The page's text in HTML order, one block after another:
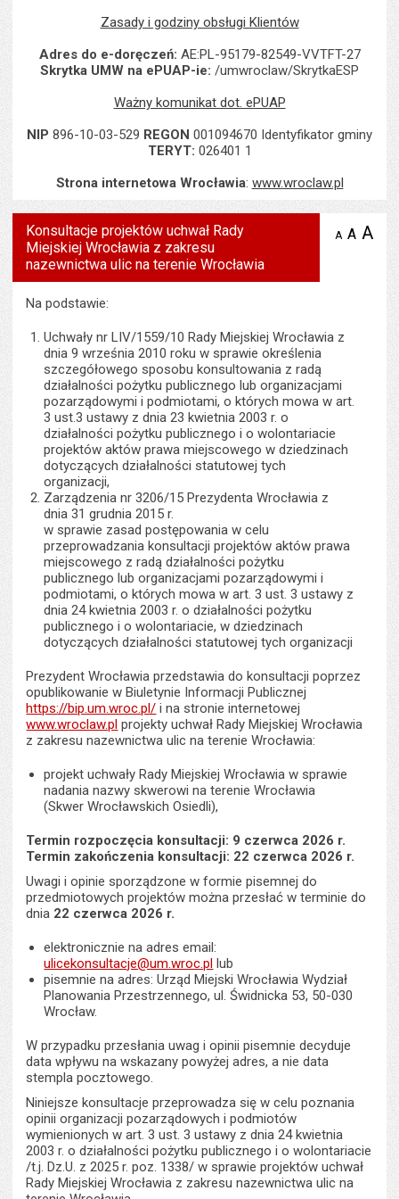
Zasady i godziny obsługi Klientów
Adres do e-doręczeń: AE:PL-95179-82549-VVTFT-27
Skrytka UMW na ePUAP-ie: /umwroclaw/SkrytkaESP
Ważny komunikat dot. ePUAP
NIP 896-10-03-529 REGON 001094670 Identyfikator gminy
TERYT: 026401 1
Strona internetowa Wrocławia: www.wroclaw.pl
Konsultacje projektów uchwał Rady
Miejskiej Wrocławia z zakresu
nazewnictwa ulic na terenie Wrocławia
A zmniejsz
A A
Na podstawie:
Uchwały nr LIV/1559/10 Rady Miejskiej Wrocławia z
dnia 9 września 2010 roku w sprawie określenia
szczegółowego sposobu konsultowania z radą
działalności pożytku publicznego lub organizacjami
pozarządowymi i podmiotami, o których mowa w art.
3 ust.3 ustawy z dnia 23 kwietnia 2003 r. o
działalności pożytku publicznego i o wolontariacie
projektów aktów prawa miejscowego w dziedzinach
dotyczących działalności statutowej tych
organizacji,
Zarządzenia nr 3206/15 Prezydenta Wrocławia z
dnia 31 grudnia 2015 r.
w sprawie zasad postępowania w celu
przeprowadzania konsultacji projektów aktów prawa
miejscowego z radą działalności pożytku
publicznego lub organizacjami pozarządowymi i
podmiotami, o których mowa w art. 3 ust. 3 ustawy z
dnia 24 kwietnia 2003 r. o działalności pożytku
publicznego i o wolontariacie, w dziedzinach
dotyczących działalności statutowej tych organizacji
Prezydent Wrocławia przedstawia do konsultacji poprzez
opublikowanie w Biuletynie Informacji Publicznej
https://bip.um.wroc.pl/ i na stronie internetowej
www.wroclaw.pl projekty uchwał Rady Miejskiej Wrocławia
z zakresu nazewnictwa ulic na terenie Wrocławia:
projekt uchwały Rady Miejskiej Wrocławia w sprawie
nadania nazwy skwerowi na terenie Wrocławia
(Skwer Wrocławskich Osiedli),
Termin rozpoczęcia konsultacji: 9 czerwca 2026 r.
Termin zakończenia konsultacji: 22 czerwca 2026 r.
Uwagi i opinie sporządzone w formie pisemnej do
przedmiotowych projektów można przesłać w terminie do
dnia 22 czerwca 2026 r.
elektronicznie na adres email:
ulicekonsultacje@um.wroc.pl lub
pisemnie na adres: Urząd Miejski Wrocławia Wydział
Planowania Przestrzennego, ul. Świdnicka 53, 50-030
Wrocław.
W przypadku przesłania uwag i opinii pisemnie decyduje
data wpływu na wskazany powyżej adres, a nie data
stempla pocztowego.
Niniejsze konsultacje przeprowadza się w celu poznania
opinii organizacji pozarządowych i podmiotów
wymienionych w art. 3 ust. 3 ustawy z dnia 24 kwietnia
2003 r. o działalności pożytku publicznego i o wolontariacie
/t.j. Dz.U. z 2025 r. poz. 1338/ w sprawie projektów uchwał
Rady Miejskiej Wrocławia z zakresu nazewnictwa ulic na